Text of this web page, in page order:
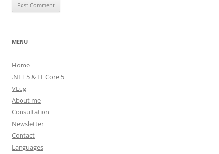
MENU
Home
.NET 5 & EF Core 5
VLog
About me
Consultation
Newsletter
Contact
Languages